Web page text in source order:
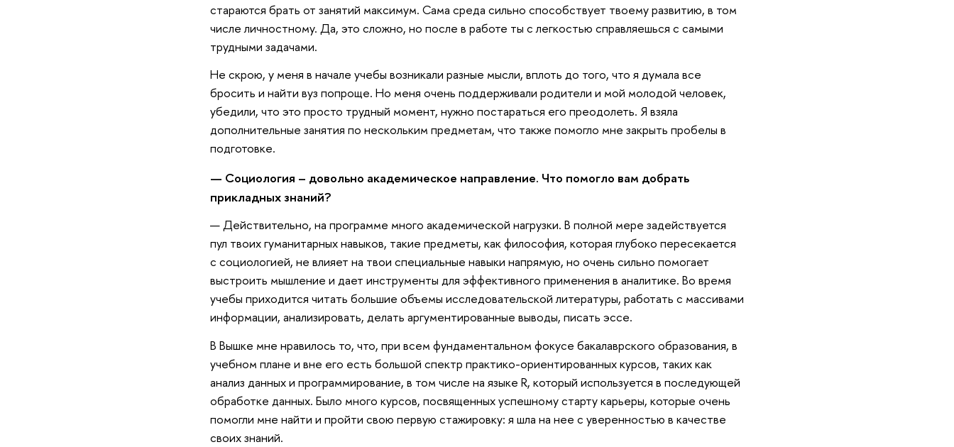
стараются брать от занятий максимум. Сама среда сильно способствует твоему развитию, в том
числе личностному. Да, это сложно, но после в работе ты с легкостью справляешься с самыми
трудными задачами.
Не скрою, у меня в начале учебы возникали разные мысли, вплоть до того, что я думала все
бросить и найти вуз попроще. Но меня очень поддерживали родители и мой молодой человек,
убедили, что это просто трудный момент, нужно постараться его преодолеть. Я взяла
дополнительные занятия по нескольким предметам, что также помогло мне закрыть пробелы в
подготовке.
— Социология – довольно академическое направление. Что помогло вам добрать
прикладных знаний?
— Действительно, на программе много академической нагрузки. В полной мере задействуется
пул твоих гуманитарных навыков, такие предметы, как философия, которая глубоко пересекается
с социологией, не влияет на твои специальные навыки напрямую, но очень сильно помогает
выстроить мышление и дает инструменты для эффективного применения в аналитике. Во время
учебы приходится читать большие объемы исследовательской литературы, работать с массивами
информации, анализировать, делать аргументированные выводы, писать эссе.
В Вышке мне нравилось то, что, при всем фундаментальном фокусе бакалаврского образования, в
учебном плане и вне его есть большой спектр практико-ориентированных курсов, таких как
анализ данных и программирование, в том числе на языке R, который используется в последующей
обработке данных. Было много курсов, посвященных успешному старту карьеры, которые очень
помогли мне найти и пройти свою первую стажировку: я шла на нее с уверенностью в качестве
своих знаний.